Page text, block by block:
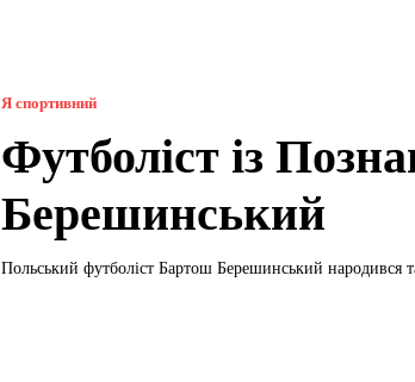
Я спортивний
Футболіст із
Берешинський
Польський футболіст Бартош Берешинський народився